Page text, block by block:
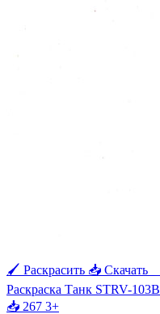
🖌 Раскрасить 📥 Скачать
Раскраска Танк STRV-103B
📥 267 3+